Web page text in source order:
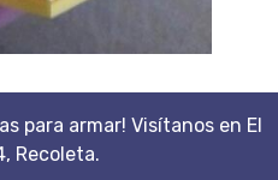
para armar! Visítanos en El
Recoleta.